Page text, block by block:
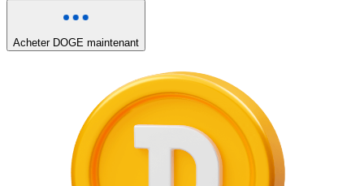
Acheter DOGE maintenant